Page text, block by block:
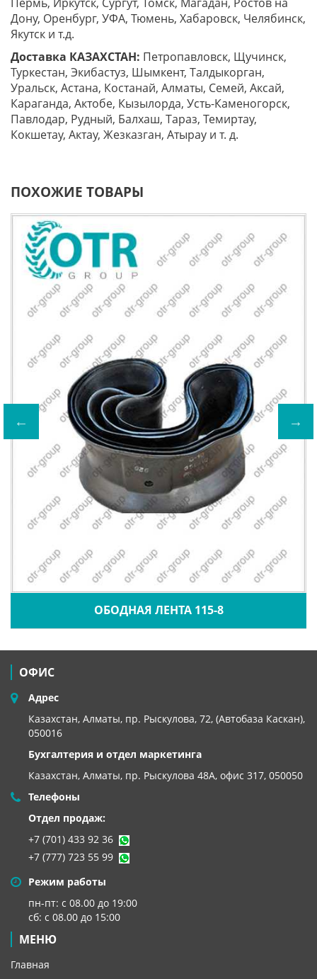
Пермь, Иркутск, Сургут, Томск, Магадан, Ростов на
Дону, Оренбург, УФА, Тюмень, Хабаровск, Челябинск,
Якутск и т.д.
Доставка КАЗАХСТАН: Петропавловск, Щучинск,
Туркестан, Экибастуз, Шымкент, Талдыкорган,
Уральск, Астана, Костанай, Алматы, Семей, Аксай,
Караганда, Актобе, Кызылорда, Усть-Каменогорск,
Павлодар, Рудный, Балхаш, Тараз, Темиртау,
Кокшетау, Актау, Жезказган, Атырау и т. д.
ПОХОЖИЕ ТОВАРЫ
ОБОДНАЯ ЛЕНТА 115-8
ОФИС
Адрес
Казахстан, Алматы, пр. Рыскулова, 72, (Автобаза Каскан),
050016
Бухгалтерия и отдел маркетинга
Казахстан, Алматы, пр. Рыскулова 48А, офис 317, 050050
Телефоны
Отдел продаж:
+7 (701) 433 92 36
+7 (777) 723 55 99
Режим работы
пн-пт: с 08.00 до 19:00
сб: с 08.00 до 15:00
МЕНЮ
Главная